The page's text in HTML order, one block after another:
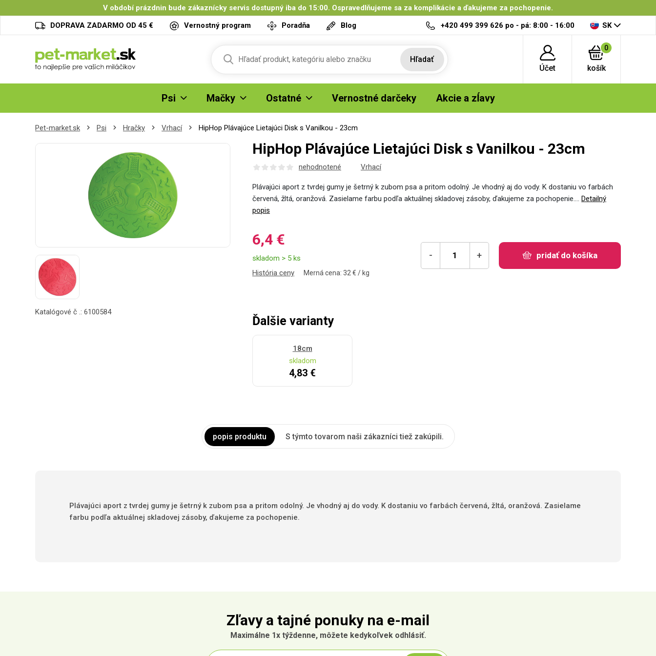
V období prázdnin bude zákaznícky servis dostupný iba do 15:00. Ospravedlňujeme sa za komplikácie a ďakujeme za pochopenie.
DOPRAVA ZADARMO OD 45 €
Vernostný program Poradňa Blog +420 499 399 626 po - pá: 8:00 - 16:00 SK
Hľadať
Účet
0
košík
Psi Mačky Ostatné Vernostné darčeky Akcie a zĺavy
Pet-market.sk Psi Hračky Vrhací HipHop Plávajúce Lietajúci Disk s Vanilkou - 23cm
HipHop Plávajúce Lietajúci Disk s Vanilkou - 23cm
Katalógové č .: 6100584
nehodnotené Vrhací
Plávajúci aport z tvrdej gumy je šetrný k zubom psa a pritom odolný. Je vhodný aj do vody. K dostaniu vo farbách
červená, žltá, oranžová. Zasielame farbu podľa aktuálnej skladovej zásoby, ďakujeme za pochopenie.… Detailný
popis
6,4 €
skladom > 5 ks
História ceny
Merná cena: 32 € / kg
- + pridať do košíka
Ďalšie varianty
18cm
skladom
4,83 €
popis produktu S týmto tovarom naši zákazníci tiež zakúpili.
Plávajúci aport z tvrdej gumy je šetrný k zubom psa a pritom odolný. Je vhodný aj do vody. K dostaniu vo farbách červená, žltá, oranžová. Zasielame
farbu podľa aktuálnej skladovej zásoby, ďakujeme za pochopenie.
Zľavy a tajné ponuky na e-mail
Maximálne 1x týždenne, môžete kedykoľvek odhlásiť.